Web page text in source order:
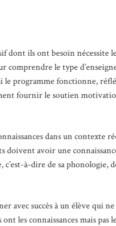
ils ont besoin nécessite
comprendre le type
programme fonctionne,
fournir le soutien
dans un contexte
doivent avoir une
à-dire de sa phonologie,
avec succès à un élève qui
les connaissances mais pas